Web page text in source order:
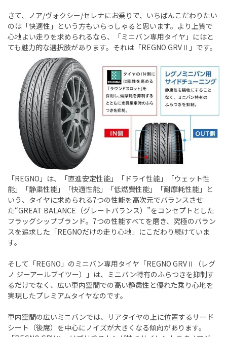
さて、ノア/ヴォクシー/セレナにお乗りで、いちばんこだわりたい
のは「快適性」という方もいらっしゃると思います。より上質で
心地よい走りを求められるなら、「ミニバン専用タイヤ」にはと
ても魅力的な選択肢があります。それは「REGNO GRVⅡ」です。
「REGNO」は、「直進安定性能」「ドライ性能」「ウェット性
能」「静粛性能」「快適性能」「低燃費性能」「耐摩耗性能」と
いう、タイヤに求められる7つの性能を高次元でバランスさせ
た“GREAT BALANCE（グレートバランス）”をコンセプトとした
フラッグシップブランド。7つの性能すべてを磨き、究極のバラン
スを追求した「REGNOだけの走り心地」にこだわり続けていま
す。
そして「REGNO」のミニバン専用タイヤ「REGNO GRVⅡ（レグ
ノ ジーアールブイツー）」は、ミニバン特有のふらつきを抑制す
るだけでなく、広い車内空間での高い静粛性と優れた乗り心地を
実現したプレミアムタイヤなのです。
車内空間の広いミニバンでは、リアタイヤの上に位置するサード
シート（後席）を中心にノイズが大きくなる傾向があります。